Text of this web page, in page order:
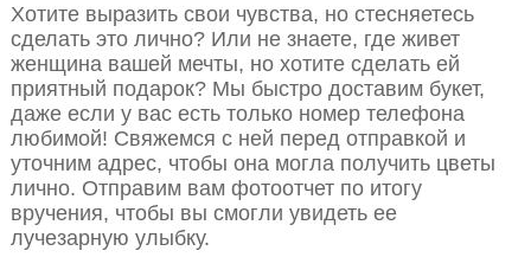
Хотите выразить свои чувства, но стесняетесь
сделать это лично? Или не знаете, где живет
женщина вашей мечты, но хотите сделать ей
приятный подарок? Мы быстро доставим букет,
даже если у вас есть только номер телефона
любимой! Свяжемся с ней перед отправкой и
уточним адрес, чтобы она могла получить цветы
лично. Отправим вам фотоотчет по итогу
вручения, чтобы вы смогли увидеть ее
лучезарную улыбку.